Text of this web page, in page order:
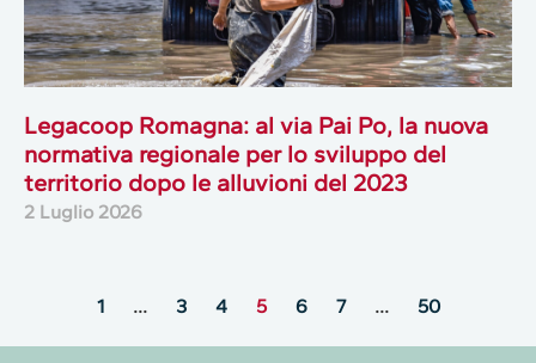
Legacoop Romagna: al via Pai Po, la nuova
normativa regionale per lo sviluppo del
territorio dopo le alluvioni del 2023
2 Luglio 2026
1 … 3 4 5 6 7 … 50